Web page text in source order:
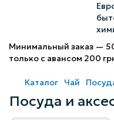
Минимальный заказ —
только с авансом 200
Каталог Чай
Посуда и